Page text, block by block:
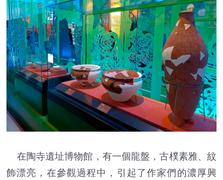
在陶寺遺址博物館，有一個龍盤，古樸素雅、紋
飾漂亮，在參觀過程中，引起了作家們的濃厚興